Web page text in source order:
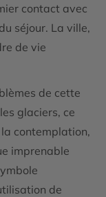
contact avec
séjour. La ville,
de vie
de cette
glaciers, ce
contemplation,
imprenable
de